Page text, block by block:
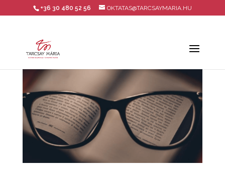
+36 30 480 52 56 OKTATAS@TARCSAYMARIA.HU